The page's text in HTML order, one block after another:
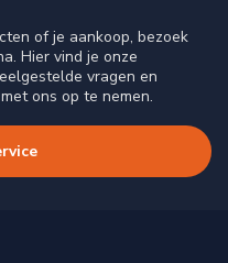
of je aankoop, bezoek
Hier vind je onze
vragen en
ons op te nemen.